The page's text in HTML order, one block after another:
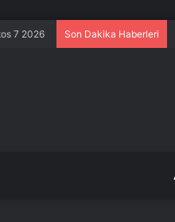
7 2026 Son Dakika Haberleri